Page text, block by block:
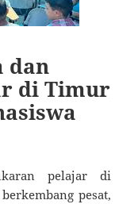
dan
di Timur
pelajar di
pesat,